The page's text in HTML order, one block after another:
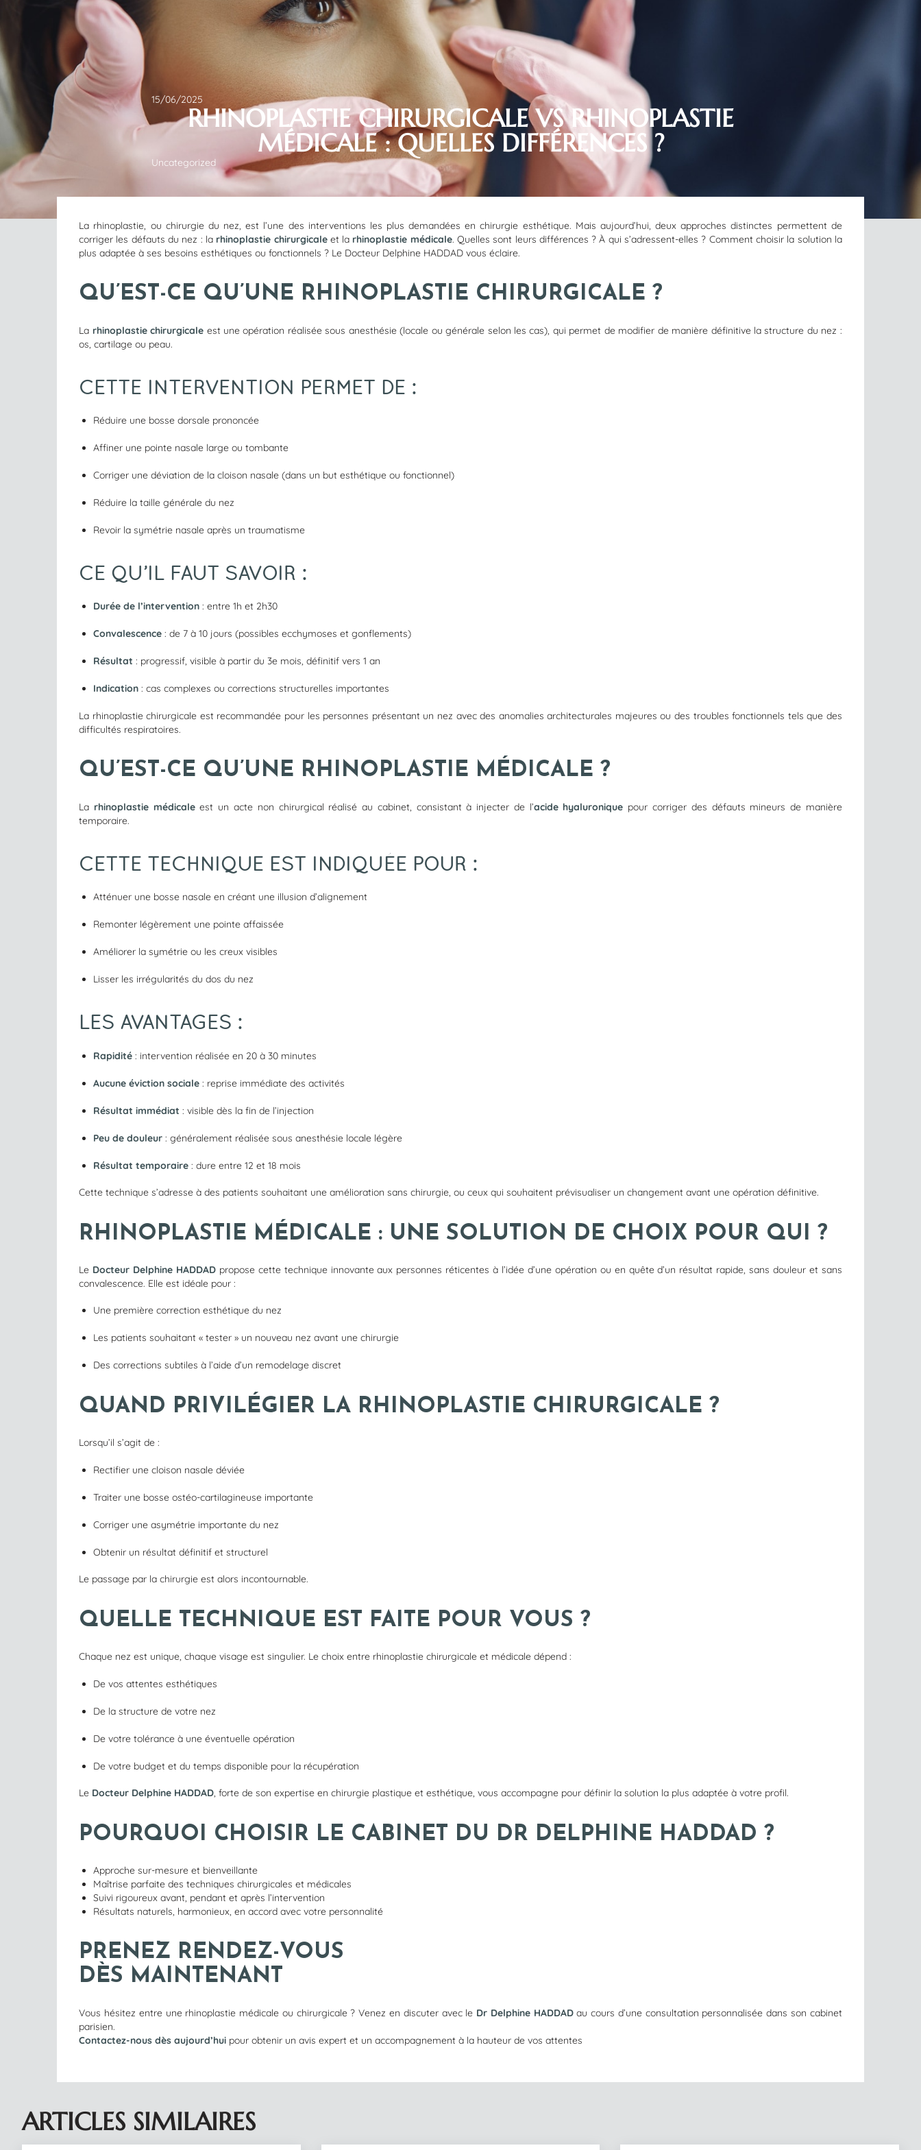
15/06/2025
RHINOPLASTIE CHIRURGICALE VS RHINOPLASTIE
MÉDICALE : QUELLES DIFFÉRENCES ?
Uncategorized
La rhinoplastie, ou chirurgie du nez, est l’une des interventions les plus demandées en chirurgie esthétique. Mais aujourd’hui, deux approches distinctes permettent de
corriger les défauts du nez : la rhinoplastie chirurgicaleet la rhinoplastie médicale. Quelles sont leurs différences ? À qui s’adressent-elles ? Comment choisir la solution la
plus adaptée à ses besoins esthétiques ou fonctionnels ? Le Docteur Delphine HADDAD vous éclaire.
QU’EST-CE QU’UNE RHINOPLASTIE CHIRURGICALE ?
La rhinoplastie chirurgicale est une opération réalisée sous anesthésie (locale ou générale selon les cas), qui permet de modifier de manière définitive la structure du nez :
os, cartilage ou peau.
CETTE INTERVENTION PERMET DE :
Réduire une bosse dorsale prononcée
Affiner une pointe nasale large ou tombante
Corriger une déviation de la cloison nasale (dans un but esthétique ou fonctionnel)
Réduire la taille générale du nez
Revoir la symétrie nasale après un traumatisme
CE QU’IL FAUT SAVOIR :
Durée de l’intervention : entre 1h et 2h30
Convalescence : de 7 à 10 jours (possibles ecchymoses et gonflements)
Résultat : progressif, visible à partir du 3e mois, définitif vers 1 an
Indication : cas complexes ou corrections structurelles importantes
La rhinoplastie chirurgicale est recommandée pour les personnes présentant un nez avec des anomalies architecturales majeures ou des troubles fonctionnels tels que des
difficultés respiratoires.
QU’EST-CE QU’UNE RHINOPLASTIE MÉDICALE ?
La rhinoplastie médicaleest un acte non chirurgical réalisé au cabinet, consistant à injecter de l’acide hyaluronique pour corriger des défauts mineurs de manière
temporaire.
CETTE TECHNIQUE EST INDIQUÉE POUR :
Atténuer une bosse nasale en créant une illusion d’alignement
Remonter légèrement une pointe affaissée
Améliorer la symétrie ou les creux visibles
Lisser les irrégularités du dos du nez
LES AVANTAGES :
Rapidité : intervention réalisée en 20 à 30 minutes
Aucune éviction sociale : reprise immédiate des activités
Résultat immédiat : visible dès la fin de l’injection
Peu de douleur : généralement réalisée sous anesthésie locale légère
Résultat temporaire : dure entre 12 et 18 mois
Cette technique s’adresse à des patients souhaitant une amélioration sans chirurgie, ou ceux qui souhaitent prévisualiser un changement avant une opération définitive.
RHINOPLASTIE MÉDICALE : UNE SOLUTION DE CHOIX POUR QUI ?
Le Docteur Delphine HADDADpropose cette technique innovante aux personnes réticentes à l’idée d’une opération ou en quête d’un résultat rapide, sans douleur et sans
convalescence. Elle est idéale pour :
Une première correction esthétique du nez
Les patients souhaitant « tester » un nouveau nez avant une chirurgie
Des corrections subtiles à l’aide d’un remodelage discret
QUAND PRIVILÉGIER LA RHINOPLASTIE CHIRURGICALE ?
Lorsqu’il s’agit de :
Rectifier une cloison nasale déviée
Traiter une bosse ostéo-cartilagineuse importante
Corriger une asymétrie importante du nez
Obtenir un résultat définitif et structurel
Le passage par la chirurgie est alors incontournable.
QUELLE TECHNIQUE EST FAITE POUR VOUS ?
Chaque nez est unique, chaque visage est singulier. Le choix entre rhinoplastie chirurgicale et médicale dépend :
De vos attentes esthétiques
De la structure de votre nez
De votre tolérance à une éventuelle opération
De votre budget et du temps disponible pour la récupération
Le Docteur Delphine HADDAD, forte de son expertise en chirurgie plastique et esthétique, vous accompagne pour définir la solution la plus adaptée à votre profil.
POURQUOI CHOISIR LE CABINET DU DR DELPHINE HADDAD ?
Approche sur-mesure et bienveillante
Maîtrise parfaite des techniques chirurgicales et médicales
Suivi rigoureux avant, pendant et après l’intervention
Résultats naturels, harmonieux, en accord avec votre personnalité
PRENEZ RENDEZ-VOUS
DÈS MAINTENANT
Vous hésitez entre une rhinoplastie médicale ou chirurgicale ? Venez en discuter avec le Dr Delphine HADDADau cours d’une consultation personnalisée dans son cabinet
parisien.
Contactez-nous dès aujourd’hui pour obtenir un avis expert et un accompagnement à la hauteur de vos attentes
ARTICLES SIMILAIRES